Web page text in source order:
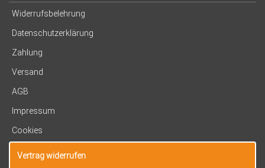
Widerrufsbelehrung
Datenschutzerklärung
Zahlung
Versand
AGB
Impressum
Cookies
Vertrag widerrufen